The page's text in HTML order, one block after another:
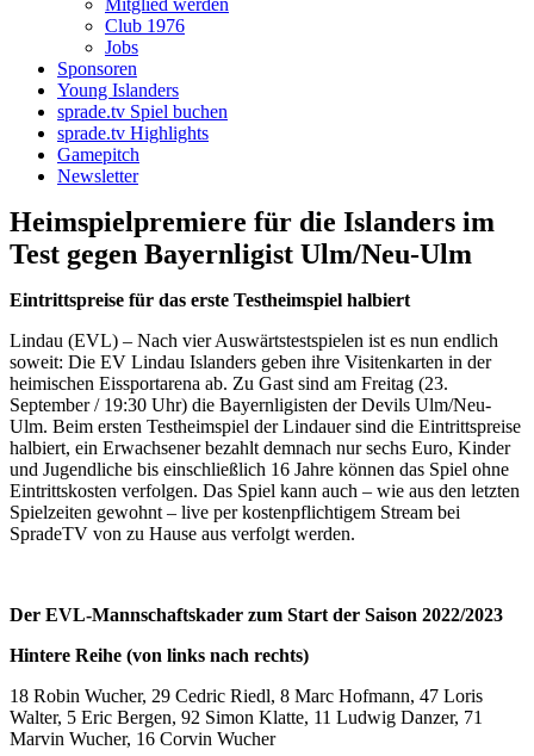
Mitglied werden
Club 1976
Jobs
Sponsoren
Young Islanders
sprade.tv Spiel buchen
sprade.tv Highlights
Gamepitch
Newsletter
Heimspielpremiere für die Islanders im
Test gegen Bayernligist Ulm/Neu-Ulm
Eintrittspreise für das erste Testheimspiel halbiert
Lindau (EVL) – Nach vier Auswärtstestspielen ist es nun endlich
soweit: Die EV Lindau Islanders geben ihre Visitenkarten in der
heimischen Eissportarena ab. Zu Gast sind am Freitag (23.
September / 19:30 Uhr) die Bayernligisten der Devils Ulm/Neu-
Ulm. Beim ersten Testheimspiel der Lindauer sind die Eintrittspreise
halbiert, ein Erwachsener bezahlt demnach nur sechs Euro, Kinder
und Jugendliche bis einschließlich 16 Jahre können das Spiel ohne
Eintrittskosten verfolgen. Das Spiel kann auch – wie aus den letzten
Spielzeiten gewohnt – live per kostenpflichtigem Stream bei
SpradeTV von zu Hause aus verfolgt werden.
Der EVL-Mannschaftskader zum Start der Saison 2022/2023
Hintere Reihe (von links nach rechts)
18 Robin Wucher, 29 Cedric Riedl, 8 Marc Hofmann, 47 Loris
Walter, 5 Eric Bergen, 92 Simon Klatte, 11 Ludwig Danzer, 71
Marvin Wucher, 16 Corvin Wucher